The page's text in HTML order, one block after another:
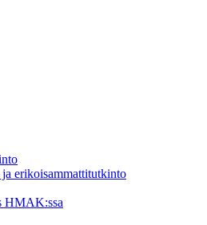
erikoisammattitutkinto
HMAK:ssa